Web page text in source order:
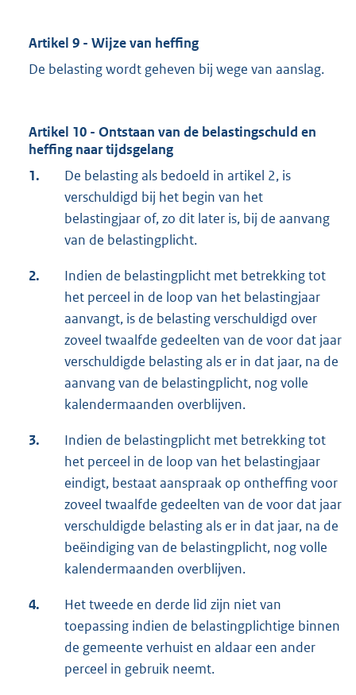
Artikel 9 - Wijze van heffing
De belasting wordt geheven bij wege van aanslag.
Artikel 10 - Ontstaan van de belastingschuld en
heffing naar tijdsgelang
1.
De belasting als bedoeld in artikel 2, is
verschuldigd bij het begin van het
belastingjaar of, zo dit later is, bij de aanvang
van de belastingplicht.
2.
Indien de belastingplicht met betrekking tot
het perceel in de loop van het belastingjaar
aanvangt, is de belasting verschuldigd over
zoveel twaalfde gedeelten van de voor dat jaar
verschuldigde belasting als er in dat jaar, na de
aanvang van de belastingplicht, nog volle
kalendermaanden overblijven.
3.
Indien de belastingplicht met betrekking tot
het perceel in de loop van het belastingjaar
eindigt, bestaat aanspraak op ontheffing voor
zoveel twaalfde gedeelten van de voor dat jaar
verschuldigde belasting als er in dat jaar, na de
beëindiging van de belastingplicht, nog volle
kalendermaanden overblijven.
4.
Het tweede en derde lid zijn niet van
toepassing indien de belastingplichtige binnen
de gemeente verhuist en aldaar een ander
perceel in gebruik neemt.